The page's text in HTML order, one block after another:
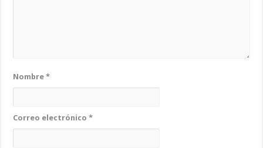
Nombre*
Correo electrónico*